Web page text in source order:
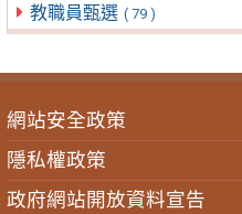
教職員甄選 ( 79 )
網站安全政策
隱私權政策
政府網站開放資料宣告